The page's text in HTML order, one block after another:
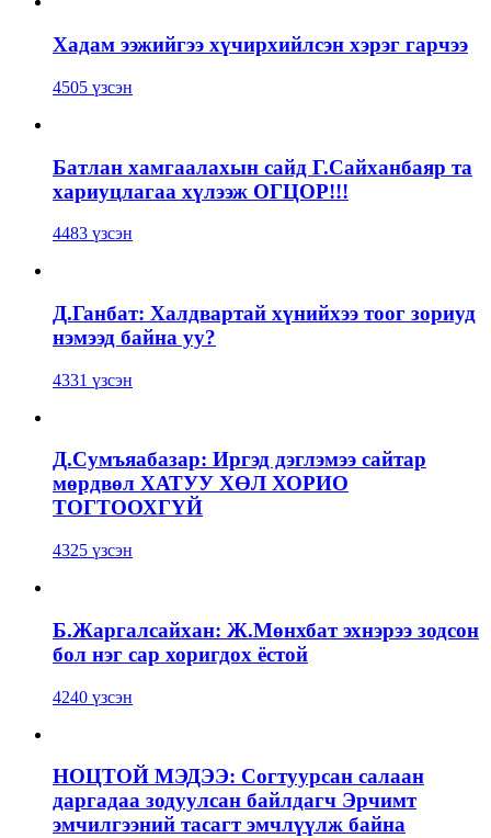
Хадам ээжийгээ хүчирхийлсэн хэрэг гарчээ
4505 үзсэн
Батлан хамгаалахын сайд Г.Сайханбаяр та
хариуцлагаа хүлээж ОГЦОР!!!
4483 үзсэн
Д.Ганбат: Халдвартай хүнийхээ тоог зориуд
нэмээд байна уу?
4331 үзсэн
Д.Сумъяабазар: Иргэд дэглэмээ сайтар
мөрдвөл ХАТУУ ХӨЛ ХОРИО
ТОГТООХГҮЙ
4325 үзсэн
Б.Жаргалсайхан: Ж.Мөнхбат эхнэрээ зодсон
бол нэг сар хоригдох ёстой
4240 үзсэн
НОЦТОЙ МЭДЭЭ: Согтуурсан салаан
даргадаа зодуулсан байлдагч Эрчимт
эмчилгээний тасагт эмчлүүлж байна